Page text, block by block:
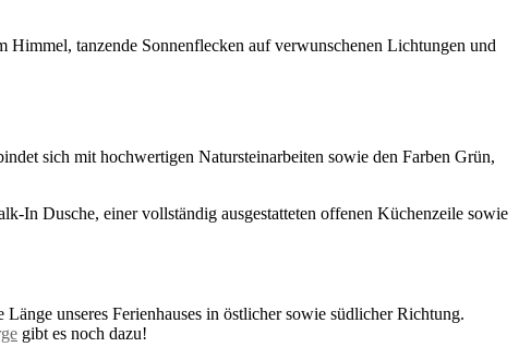
tanzende Sonnenflecken auf verwunschenen Lichtungen und
sich mit hochwertigen Natursteinarbeiten sowie den Farben Grün,
In Dusche, einer vollständig ausgestatteten offenen Küchenzeile sowie
unseres Ferienhauses in östlicher sowie südlicher Richtung.
gibt es noch dazu!